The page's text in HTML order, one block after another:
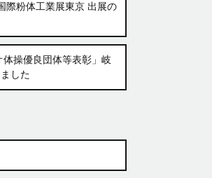
際粉体工業展東京 出展の
体操優良団体等表彰」岐
した